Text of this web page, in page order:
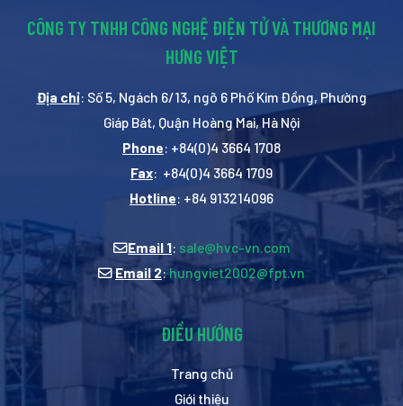
CÔNG TY TNHH CÔNG NGHỆ ĐIỆN TỬ VÀ THƯƠNG MẠI
HƯNG VIỆT
Địa chỉ: Số 5, Ngách 6/13, ngõ 6 Phố Kim Đồng, Phường
Giáp Bát, Quận Hoàng Mai, Hà Nội
Phone: +84(0)4 3664 1708
Fax: +84(0)4 3664 1709
Hotline: +84 913214096
Email 1: sale@hvc-vn.com
Email 2:hungviet2002@fpt.vn
ĐIỀU HƯỚNG
Trang chủ
Giới thiệu